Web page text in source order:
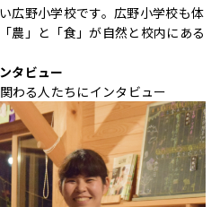
広野小学校です。広野小学校も体
農」と「食」が自然と校内にある
タビュー
わる人たちにインタビュー